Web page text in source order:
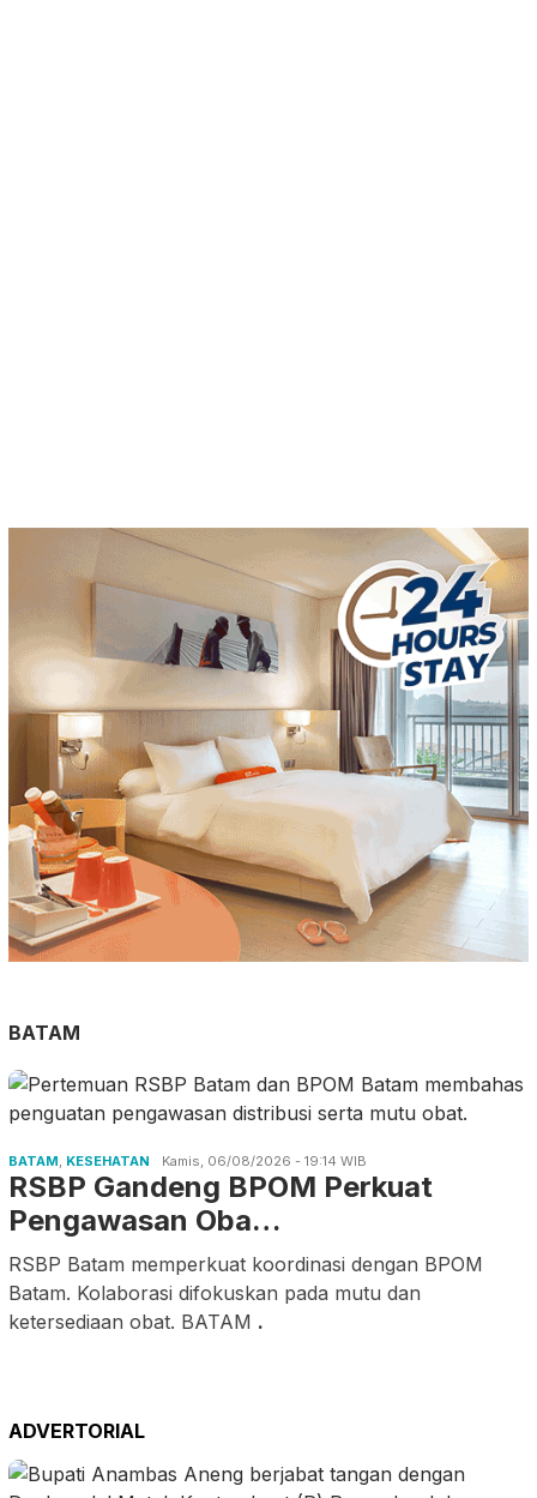
BATAM
BATAM, KESEHATAN Kamis, 06/08/2026 - 19:14 WIB
RSBP Gandeng BPOM Perkuat
Pengawasan Oba…
RSBP Batam memperkuat koordinasi dengan BPOM
Batam. Kolaborasi difokuskan pada mutu dan
ketersediaan obat. BATAM .
ADVERTORIAL